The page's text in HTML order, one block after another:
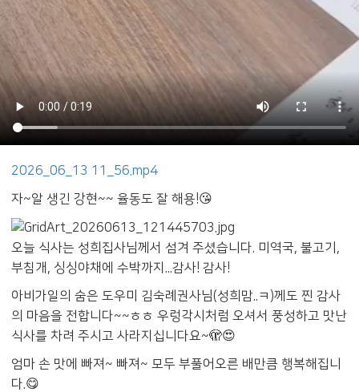
2026_06_13 11_56.mp4
자~알 생긴 강현~~ 율동도 잘 해용!😘
오늘 식사는 성희집사님께서 섬겨 주셨습니다. 미역국, 불고기,
부침개, 싱싱야채에 수박까지...감사! 감사!
아비가일의 숨은 도우미 김숙례권사님(성희맘..ㅋ)께도 찐 감사
의 마음을 전합니다~~ㅎㅎ 우렁각시처럼 오셔서 풍성하고 맛난
식사를 차려 주시고 사라지십니다요~🫣😍
엄마 손 맛에 빠져~ 빠져~ 모두 부풀어오른 배만큼 행복해집니
다.😋